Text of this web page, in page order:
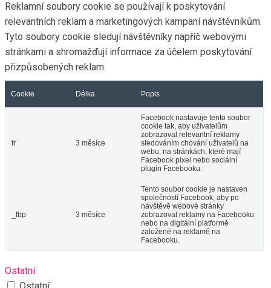
Reklamní soubory cookie se používají k poskytování
relevantních reklam a marketingových kampaní návštěvníkům.
Tyto soubory cookie sledují návštěvníky napříč webovými
stránkami a shromažďují informace za účelem poskytování
přizpůsobených reklam.
Cookie Délka Popis
fr 3 měsíce
Facebook nastavuje tento soubor
cookie tak, aby uživatelům
zobrazoval relevantní reklamy
sledováním chování uživatelů na
webu, na stránkách, které mají
Facebook pixel nebo sociální
plugin Facebooku.
_fbp 3 měsíce
Tento soubor cookie je nastaven
společností Facebook, aby po
návštěvě webové stránky
zobrazoval reklamy na Facebooku
nebo na digitální platformě
založené na reklamě na
Facebooku.
Ostatní